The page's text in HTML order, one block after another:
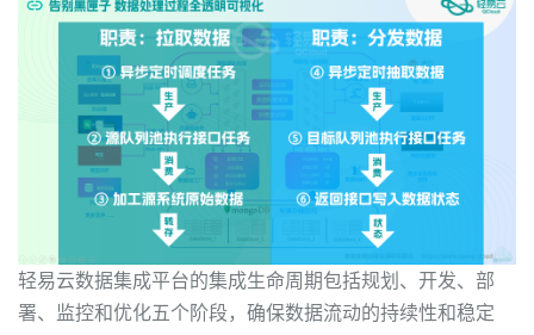
轻易云数据集成平台的集成生命周期包括规划、开发、部
署、监控和优化五个阶段，确保数据流动的持续性和稳定